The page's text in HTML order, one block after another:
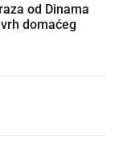
od Dinama
domaćeg